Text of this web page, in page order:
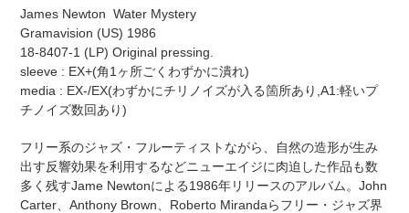
手
続
き
時
に
計
さ
れ
ま
す
カ
ー
ト
に
商
品
追
加
す
る
James Newton Water Mystery
Gramavision (US) 1986
18-8407-1 (LP) Original pressing.
sleeve : EX+(角1ヶ所ごくわずかに潰れ)
media : EX-/EX(わずかにチリノイズが入る箇所あり,A1:軽いプ
チノイズ数回あり)
フリー系のジャズ・フルーティストながら、自然の造形が生み
出す反響効果を利用するなどニューエイジに肉迫した作品も数
多く残すJame Newtonによる1986年リリースのアルバム。John
Carter、Anthony Brown、Roberto Mirandaらフリー・ジャズ界